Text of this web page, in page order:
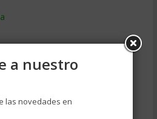
a nuestro
las novedades en